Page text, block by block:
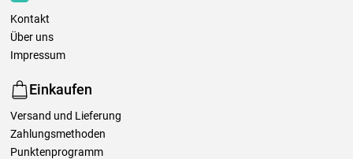
Kontakt
Über uns
Impressum
Einkaufen
Versand und Lieferung
Zahlungsmethoden
Punktenprogramm